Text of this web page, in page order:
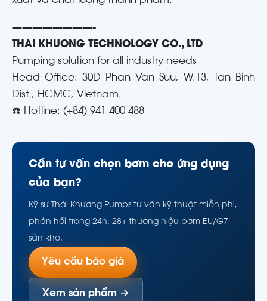
————————-
THAI KHUONG TECHNOLOGY CO., LTD
Pumping solution for all industry needs
Head Office: 30D Phan Van Suu, W.13, Tan Binh
Dist., HCMC, Vietnam.
☎️ Hotline: (+84) 941 400 488
Cần tư vấn chọn bơm cho ứng dụng
của bạn?
Kỹ sư Thái Khương Pumps tư vấn kỹ thuật miễn phí,
phản hồi trong 24h. 28+ thương hiệu bơm EU/G7
sẵn kho.
Yêu cầu báo giá
Xem sản phẩm →